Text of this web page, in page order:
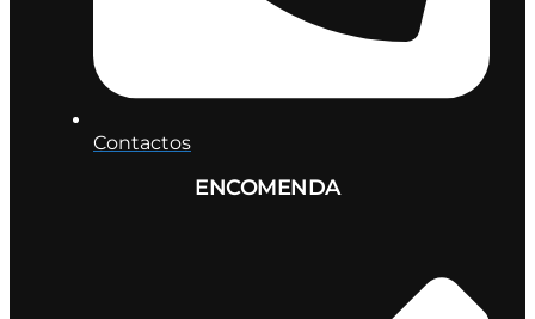
Contactos
ENCOMENDA